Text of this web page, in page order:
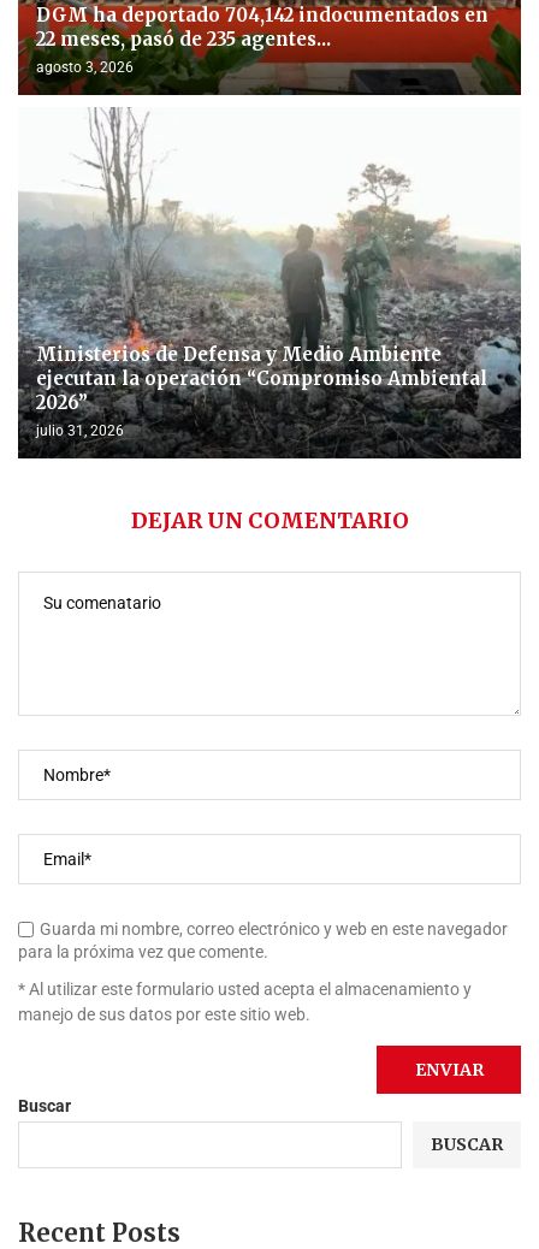
DGM ha deportado 704,142 indocumentados en
22 meses, pasó de 235 agentes...
agosto 3, 2026
Ministerios de Defensa y Medio Ambiente
ejecutan la operación “Compromiso Ambiental
2026”
julio 31, 2026
DEJAR UN COMENTARIO
Guarda mi nombre, correo electrónico y web en este navegador
para la próxima vez que comente.
* Al utilizar este formulario usted acepta el almacenamiento y
manejo de sus datos por este sitio web.
Buscar
BUSCAR
Recent Posts